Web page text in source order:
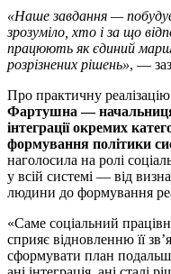
«Наше завдання —
зрозуміло, хто і за що
працюють як єдиний
розрізнених рішень», —
Про практичну
Фартушна — начальниця
інтеграції окремих
формування політики
наголосила на ролі
у всій системі — від
людини до формування
«Саме соціальний
сприяє відновленню її
сформувати план